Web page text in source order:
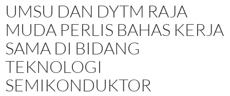
UMSU DAN DYTM RAJA
MUDA PERLIS BAHAS KERJA
SAMA DI BIDANG
TEKNOLOGI
SEMIKONDUKTOR